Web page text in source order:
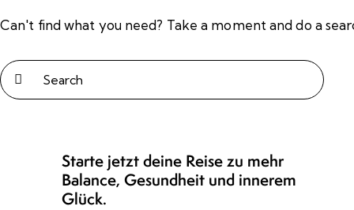
Can't find what you need? Take a moment and do a
Starte jetzt deine Reise zu mehr
Balance, Gesundheit und innerem
Glück.